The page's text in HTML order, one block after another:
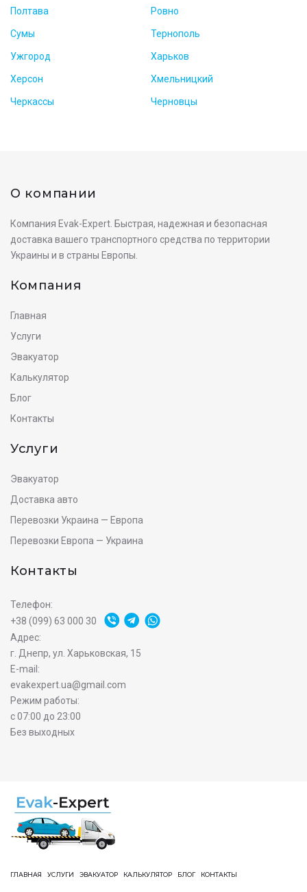
Полтава Ровно
Сумы Тернополь
Ужгород Харьков
Херсон Хмельницкий
Черкассы Черновцы
О компании
Компания Evak-Expert. Быстрая, надежная и безопасная
доставка вашего транспортного средства по территории
Украины и в страны Европы.
Компания
Главная
Услуги
Эвакуатор
Калькулятор
Блог
Контакты
Услуги
Эвакуатор
Доставка авто
Перевозки Украина — Европа
Перевозки Европа — Украина
Контакты
Телефон:
+38 (099) 63 000 30
Адрес:
г. Днепр, ул. Харьковская, 15
E-mail:
evakexpert.ua@gmail.com
Режим работы:
с 07:00 до 23:00
Без выходных
ГЛАВНАЯ УСЛУГИ ЭВАКУАТОР КАЛЬКУЛЯТОР БЛОГ КОНТАКТЫ